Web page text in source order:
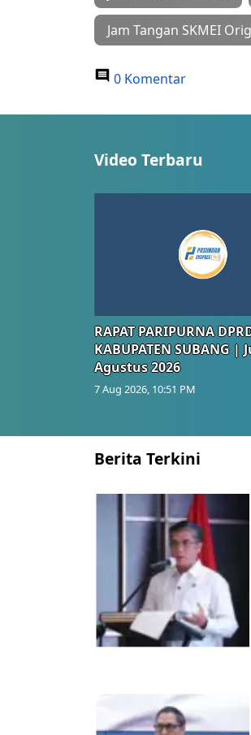
Jam Tangan SKMEI
0 Komentar
Video Terbaru
RAPAT PARIPURNA
KABUPATEN SUBANG |
Agustus 2026
7 Aug 2026, 10:51 PM
Berita Terkini